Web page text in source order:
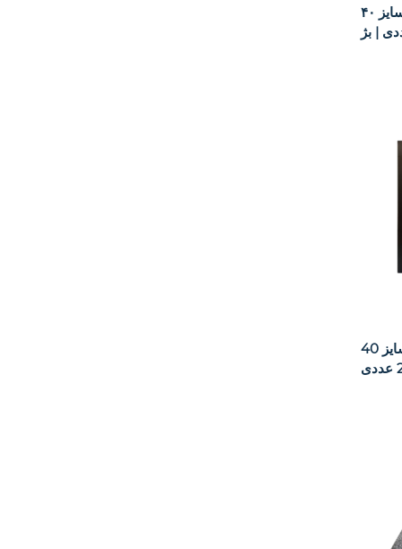
حوله دستی ارس مدل وین سایز ۴۰x۶۰
حوله دستی ارس مدل ورونا سایز 40x75